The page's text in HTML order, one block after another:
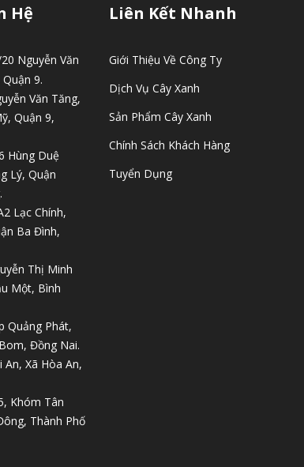
Hệ
Nguyễn Văn
9.
Văn Tăng,
Quận 9,
Hùng Duệ
Lý, Quận
Lạc Chính,
Ba Đình,
Thị Minh
Một, Bình
Quảng Phát,
Đồng Nai.
Xã Hòa An,
Khóm Tân
Thành Phố
Liên Kết Nhanh
Giới Thiệu Về Công Ty
Dịch Vụ Cây Xanh
Sản Phẩm Cây Xanh
Chính Sách Khách Hàng
Tuyển Dụng